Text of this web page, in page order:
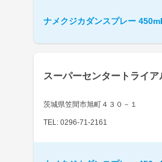
ナメクジカダンスプレー
スーパーセンタートライア
茨城県笠間市旭町４３０－１
TEL: 0296-71-2161